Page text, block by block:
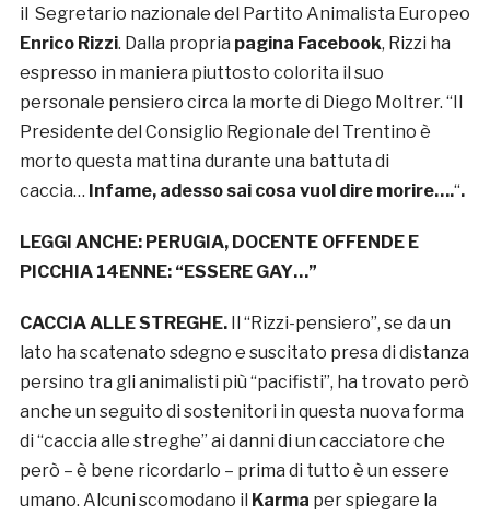
il Segretario nazionale del Partito Animalista Europeo
Enrico Rizzi. Dalla propria pagina Facebook, Rizzi ha
espresso in maniera piuttosto colorita il suo
personale pensiero circa la morte di Diego Moltrer. “Il
Presidente del Consiglio Regionale del Trentino è
morto questa mattina durante una battuta di
caccia… Infame, adesso sai cosa vuol dire morire….“.
LEGGI ANCHE: PERUGIA, DOCENTE OFFENDE E
PICCHIA 14ENNE: “ESSERE GAY…”
CACCIA ALLE STREGHE.Il “Rizzi-pensiero”, se da un
lato ha scatenato sdegno e suscitato presa di distanza
persino tra gli animalisti più “pacifisti”, ha trovato però
anche un seguito di sostenitori in questa nuova forma
di “caccia alle streghe” ai danni di un cacciatore che
però – è bene ricordarlo – prima di tutto è un essere
umano. Alcuni scomodano il Karma per spiegare la